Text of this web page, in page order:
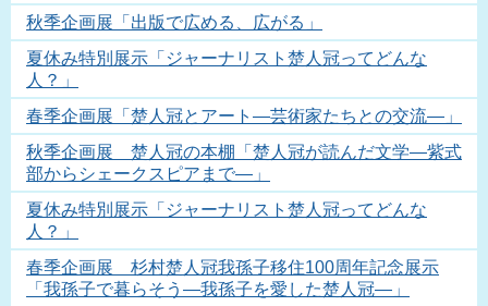
秋季企画展「出版で広める、広がる」
夏休み特別展示「ジャーナリスト楚人冠ってどんな
人？」
春季企画展「楚人冠とアート―芸術家たちとの交流―」
秋季企画展 楚人冠の本棚「楚人冠が読んだ文学―紫式
部からシェークスピアまで―」
夏休み特別展示「ジャーナリスト楚人冠ってどんな
人？」
春季企画展 杉村楚人冠我孫子移住100周年記念展示
「我孫子で暮らそう―我孫子を愛した楚人冠―」